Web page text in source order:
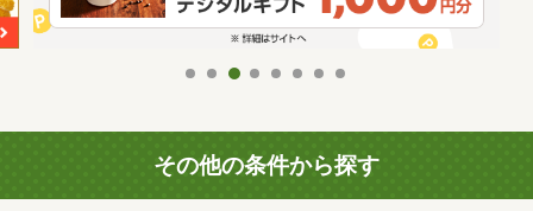
その他の条件から探す